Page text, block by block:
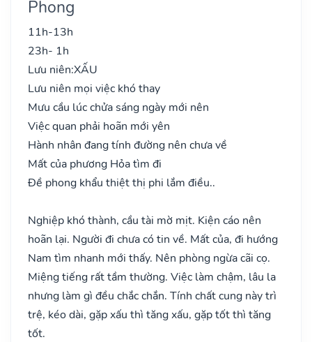
Phong
11h-13h
23h- 1h
Lưu niên:XẤU
Lưu niên mọi việc khó thay
Mưu cầu lúc chửa sáng ngày mới nên
Việc quan phải hoãn mới yên
Hành nhân đang tính đường nên chưa về
Mất của phương Hỏa tìm đi
Đề phong khẩu thiệt thị phi lắm điều..
Nghiệp khó thành, cầu tài mờ mịt. Kiện cáo nên
hoãn lại. Người đi chưa có tin về. Mất của, đi hướng
Nam tìm nhanh mới thấy. Nên phòng ngừa cãi cọ.
Miệng tiếng rất tầm thường. Việc làm chậm, lâu la
nhưng làm gì đều chắc chắn. Tính chất cung này trì
trệ, kéo dài, gặp xấu thì tăng xấu, gặp tốt thì tăng
tốt.